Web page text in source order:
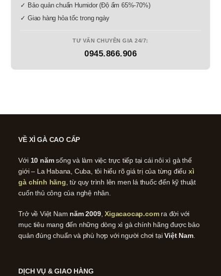
✓ Bảo quản chuẩn Humidor (Độ ẩm 65%-70%)
✓ Giao hàng hỏa tốc trong ngày
TƯ VẤN CHUYÊN GIA 24/7:
0945.866.906
VỀ XÌ GÀ CAO CẤP
Với 10 nămsống và làm việc trực tiếp tại cái nôi xì gà thế
giới – La Habana, Cuba, tôi hiểu rõ giá trị của từng điếu xì
gà chính hãng, từ quy trình lên men lá thuốc đến kỹ thuật
cuốn thủ công của nghệ nhân.
Trở về Việt Nam năm 2009,Xigacaocap.comra đời với
mục tiêu mang đến những dòng xì gà chính hãng được bảo
quản đúng chuẩn và phù hợp với người chơi tạiViệt Nam.
DỊCH VỤ & GIAO HÀNG